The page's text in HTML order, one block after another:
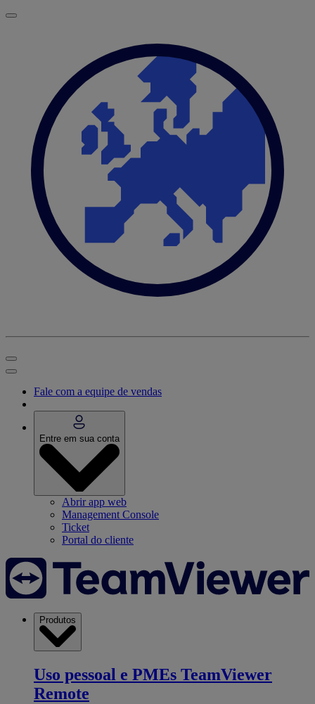
Fale com a equipe de vendas
Entre em sua conta
Abrir app web
Management Console
Ticket
Portal do cliente
Produtos
Uso pessoal e PMEs TeamViewer
Remote